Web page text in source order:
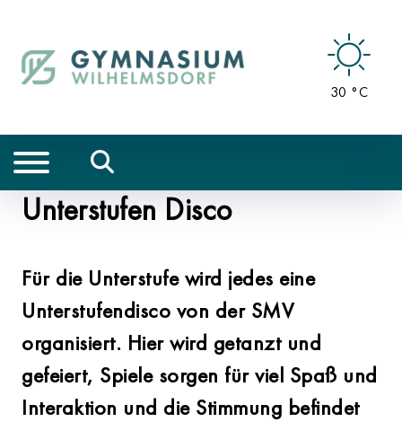
30 °C
Unterstufen Disco
Für die Unterstufe wird jedes eine
Unterstufendisco von der SMV
organisiert. Hier wird getanzt und
gefeiert, Spiele sorgen für viel Spaß und
Interaktion und die Stimmung befindet